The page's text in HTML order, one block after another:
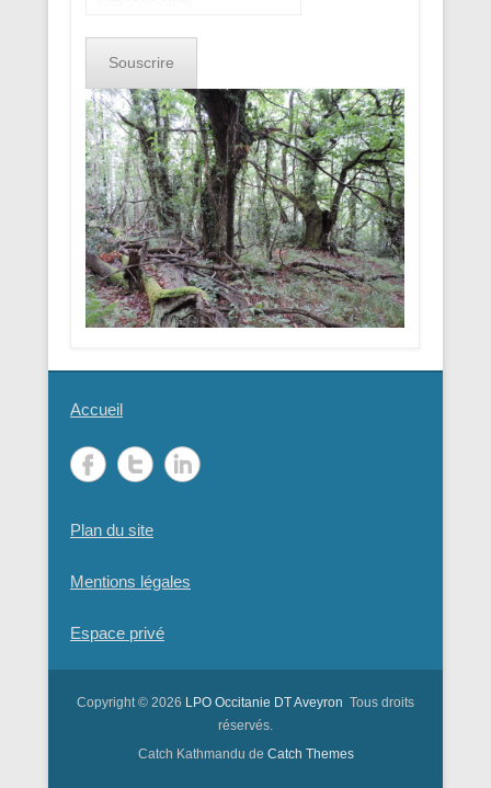
Accueil
Plan du site
Mentions légales
Espace privé
Copyright © 2026 LPO Occitanie DT Aveyron Tous droits
réservés.
Catch Kathmandu de Catch Themes